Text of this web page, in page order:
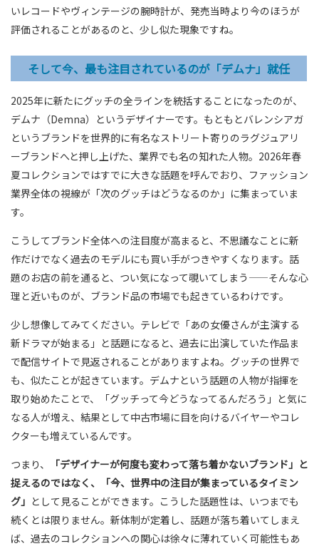
いレコードやヴィンテージの腕時計が、発売当時より今のほうが
評価されることがあるのと、少し似た現象ですね。
そして今、最も注目されているのが「デムナ」就任
2025年に新たにグッチの全ラインを統括することになったのが、
デムナ（Demna）というデザイナーです。もともとバレンシアガ
というブランドを世界的に有名なストリート寄りのラグジュアリ
ーブランドへと押し上げた、業界でも名の知れた人物。2026年春
夏コレクションではすでに大きな話題を呼んでおり、ファッション
業界全体の視線が「次のグッチはどうなるのか」に集まっていま
す。
こうしてブランド全体への注目度が高まると、不思議なことに新
作だけでなく過去のモデルにも買い手がつきやすくなります。話
題のお店の前を通ると、つい気になって覗いてしまう——そんな心
理と近いものが、ブランド品の市場でも起きているわけです。
少し想像してみてください。テレビで「あの女優さんが主演する
新ドラマが始まる」と話題になると、過去に出演していた作品ま
で配信サイトで見返されることがありますよね。グッチの世界で
も、似たことが起きています。デムナという話題の人物が指揮を
取り始めたことで、「グッチって今どうなってるんだろう」と気に
なる人が増え、結果として中古市場に目を向けるバイヤーやコレ
クターも増えているんです。
つまり、
「デザイナーが何度も変わって落ち着かないブランド」と
捉えるのではなく、「今、世界中の注目が集まっているタイミン
グ」 として見ることができます。こうした話題性は、いつまでも
続くとは限りません。新体制が定着し、話題が落ち着いてしまえ
ば、過去のコレクションへの関心は徐々に薄れていく可能性もあ